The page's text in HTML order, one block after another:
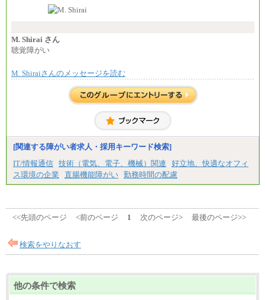
い職責を担う方については、さらに高い金額を個別
※上記に加え、所定労働時間外に勤務をした場
※試用期間中も給与に変更はございません。
＜募集各社・全職種共通＞
月給21万円以上～
※試用期間中の給与に変更はありません。
ます。
M. Shirai さん
聴覚障がい
M. Shiraiさんのメッセージを読む
[関連する障がい者求人・採用キーワード検索]
IT/情報通信 技術（電気、電子、機械）関連
好立地、快適なオフィ
ス環境の企業
直腸機能障がい 勤務時間の配慮
<<先頭のページ <前のページ 1 次のページ> 最後のページ>>
検索をやりなおす
他の条件で検索